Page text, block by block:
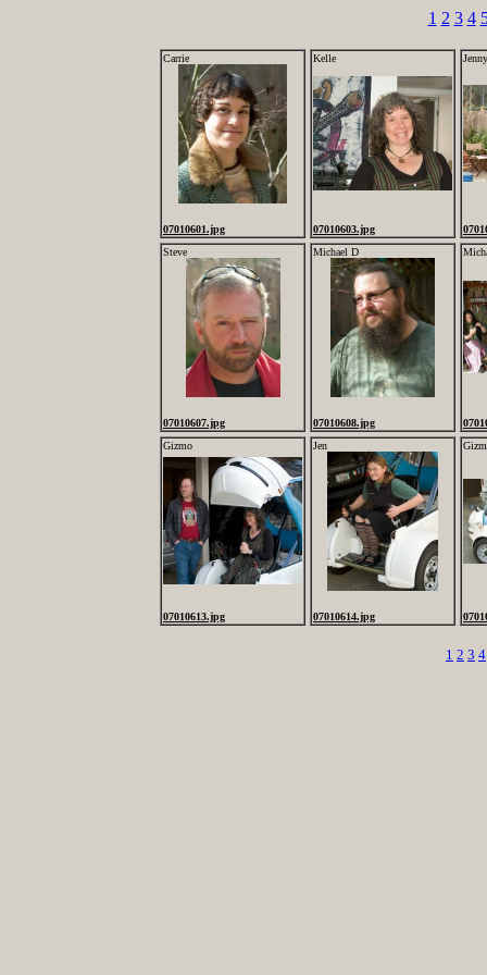
1 2 3 4
Carrie
07010601.jpg
Kelle
07010603.jpg
Steve
07010607.jpg
Michael D
07010608.jpg
Gizmo
07010613.jpg
Jen
07010614.jpg
1 2 3 4